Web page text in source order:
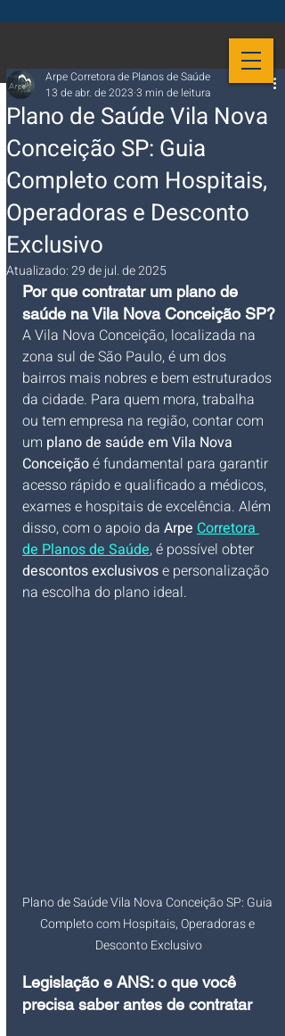
Plano de Saúde Vila Nova
Conceição SP: Guia
Completo com Hospitais,
Operadoras e Desconto
Exclusivo
Arpe Corretora de Planos de Saúde
13 de abr. de 2023 3 min de leitura
Atualizado:29 de jul. de 2025
Por que contratar um plano de
saúde na Vila Nova Conceição SP?
A Vila Nova Conceição, localizada na
zona sul de São Paulo, é um dos
bairros mais nobres e bem estruturados
da cidade. Para quem mora, trabalha
ou tem empresa na região, contar com
um plano de saúde em Vila Nova
Conceição é fundamental para garantir
acesso rápido e qualificado a médicos,
exames e hospitais de excelência. Além
disso, com o apoio da Arpe Corretora
de Planos de Saúde, é possível obter
descontos exclusivos e personalização
na escolha do plano ideal.
Plano de Saúde Vila Nova Conceição SP: Guia
Completo com Hospitais, Operadoras e
Desconto Exclusivo
Legislação e ANS: o que você
precisa saber antes de contratar